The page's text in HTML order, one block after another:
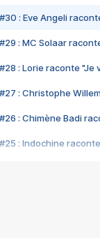
#30 : Eve Angeli
#29 : MC Solaar
#28 : Lorie raconte "Je
#27 : Christophe
#26 : Chimène Badi
#25 : Indochine